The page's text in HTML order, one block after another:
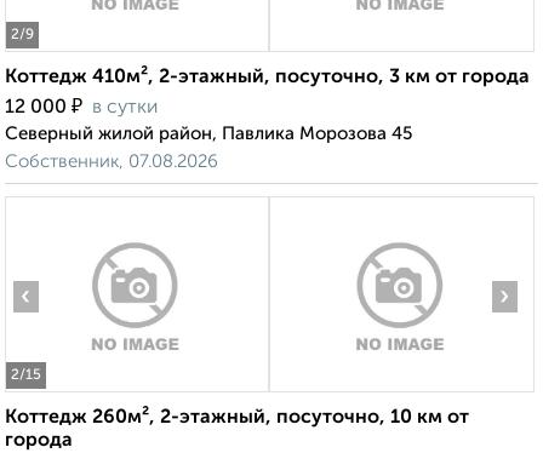
2/9
Коттедж 410м², 2-этажный, посуточно, 3 км от города
12 000 ₽ в сутки
Северный жилой район, Павлика Морозова 45
Собственник, 07.08.2026
2/15
‹ ›
Коттедж 260м², 2-этажный, посуточно, 10 км от
города